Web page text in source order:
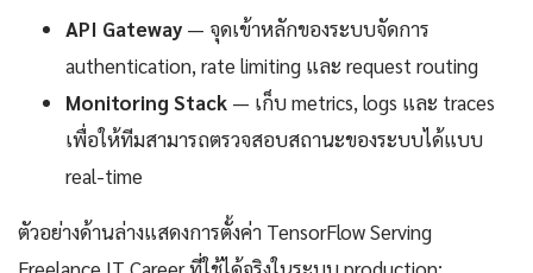
API Gateway — จุดเข้าหลักของระบบจัดการ
authentication, rate limiting และ request routing
Monitoring Stack — เก็บ metrics, logs และ traces
เพื่อให้ทีมสามารถตรวจสอบสถานะของระบบได้แบบ
real-time
ตัวอย่างด้านล่างแสดงการตั้งค่า TensorFlow Serving